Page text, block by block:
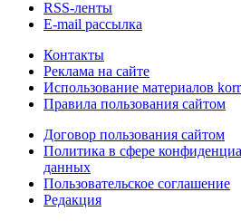
RSS-ленты
E-mail рассылка
Контакты
Реклама на сайте
Использование материалов
Правила пользования сайтом
Договор пользования сайтом
Политика в сфере
данных
Пользовательское соглашение
Редакция